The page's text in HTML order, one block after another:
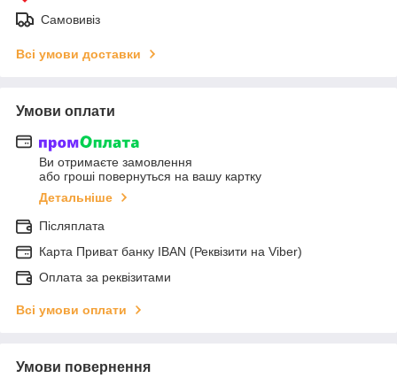
Самовивіз
Всі умови доставки
Умови оплати
Ви отримаєте замовлення
або гроші повернуться на вашу картку
Детальніше
Післяплата
Карта Приват банку IBAN (Реквізити на Viber)
Оплата за реквізитами
Всі умови оплати
Умови повернення